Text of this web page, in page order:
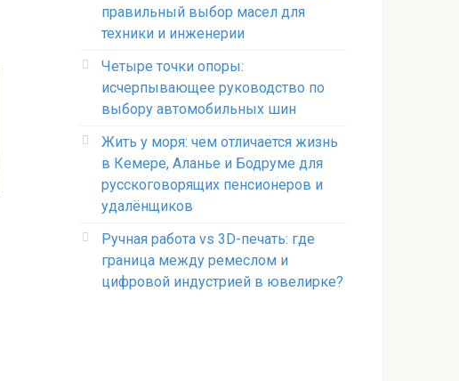
правильный выбор масел для
техники и инженерии
Четыре точки опоры:
исчерпывающее руководство по
выбору автомобильных шин
Жить у моря: чем отличается жизнь
в Кемере, Аланье и Бодруме для
русскоговорящих пенсионеров и
удалёнщиков
Ручная работа vs 3D-печать: где
граница между ремеслом и
цифровой индустрией в ювелирке?